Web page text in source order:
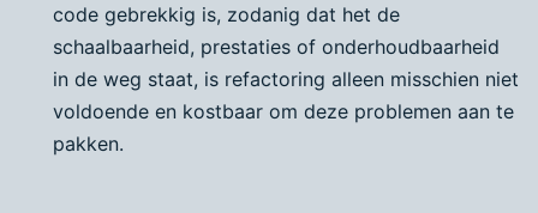
code gebrekkig is, zodanig dat het de
schaalbaarheid, prestaties of onderhoudbaarheid
in de weg staat, is refactoring alleen misschien niet
voldoende en kostbaar om deze problemen aan te
pakken.